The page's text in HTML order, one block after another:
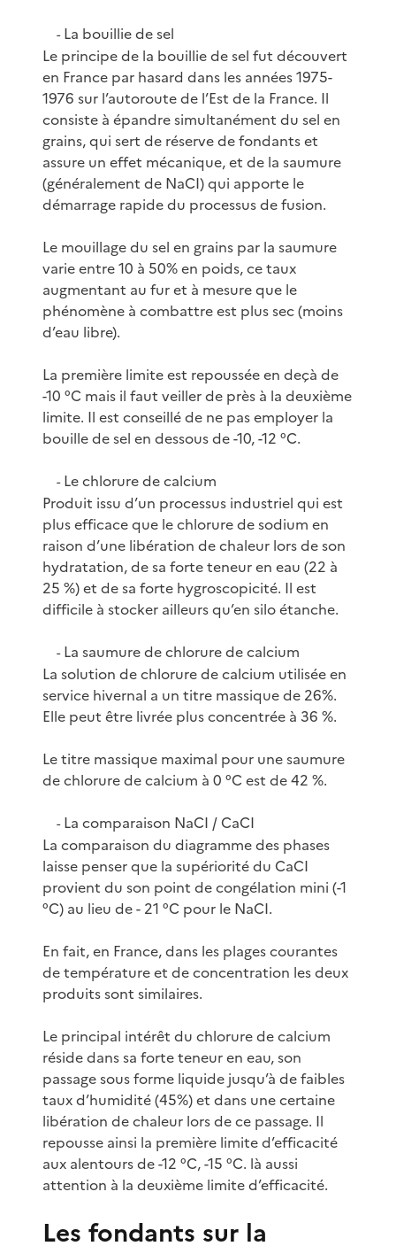
-La bouillie de sel
Le principe de la bouillie de sel fut découvert
en France par hasard dans les années 1975-
1976 sur l’autoroute de l’Est de la France. Il
consiste à épandre simultanément du sel en
grains, qui sert de réserve de fondants et
assure un effet mécanique, et de la saumure
(généralement de NaCI) qui apporte le
démarrage rapide du processus de fusion.
Le mouillage du sel en grains par la saumure
varie entre 10 à 50% en poids, ce taux
augmentant au fur et à mesure que le
phénomène à combattre est plus sec (moins
d’eau libre).
La première limite est repoussée en deçà de
-10 °C mais il faut veiller de près à la deuxième
limite. Il est conseillé de ne pas employer la
bouille de sel en dessous de -10, -12 °C.
-Le chlorure de calcium
Produit issu d’un processus industriel qui est
plus efficace que le chlorure de sodium en
raison d’une libération de chaleur lors de son
hydratation, de sa forte teneur en eau (22 à
25 %) et de sa forte hygroscopicité. Il est
difficile à stocker ailleurs qu’en silo étanche.
-La saumure de chlorure de calcium
La solution de chlorure de calcium utilisée en
service hivernal a un titre massique de 26%.
Elle peut être livrée plus concentrée à 36 %.
Le titre massique maximal pour une saumure
de chlorure de calcium à 0 °C est de 42 %.
-La comparaison NaCI / CaCI
La comparaison du diagramme des phases
laisse penser que la supériorité du CaCI
provient du son point de congélation mini (-1
°C) au lieu de - 21 °C pour le NaCI.
En fait, en France, dans les plages courantes
de température et de concentration les deux
produits sont similaires.
Le principal intérêt du chlorure de calcium
réside dans sa forte teneur en eau, son
passage sous forme liquide jusqu’à de faibles
taux d’humidité (45%) et dans une certaine
libération de chaleur lors de ce passage. Il
repousse ainsi la première limite d’efficacité
aux alentours de -12 °C, -15 °C. là aussi
attention à la deuxième limite d’efficacité.
Les fondants sur la